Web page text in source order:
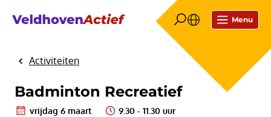
Menu
HomeActiviteiten
Badminton Recreatief
vrijdag 6 maart 9.30 - 11.30 uur